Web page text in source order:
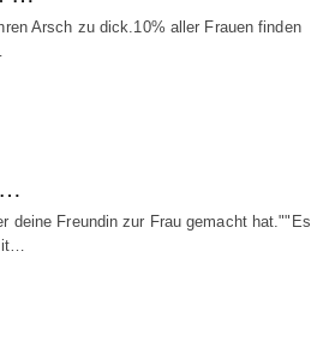
Arsch zu dick.10% aller Frauen finden
…
deine Freundin zur Frau gemacht hat.""Es